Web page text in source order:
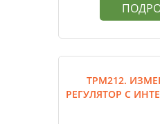
ТРМ212.
РЕГУЛЯТОР С